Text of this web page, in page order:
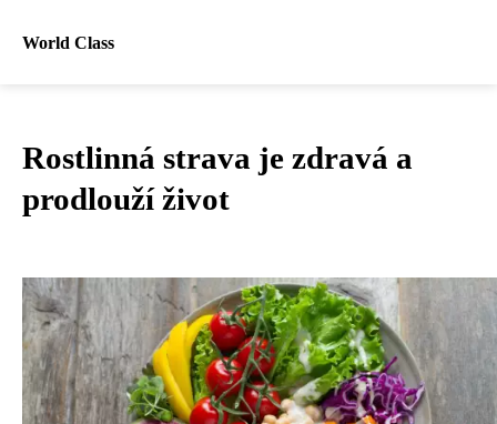
World Class
Rostlinná strava je zdravá a
prodlouží život